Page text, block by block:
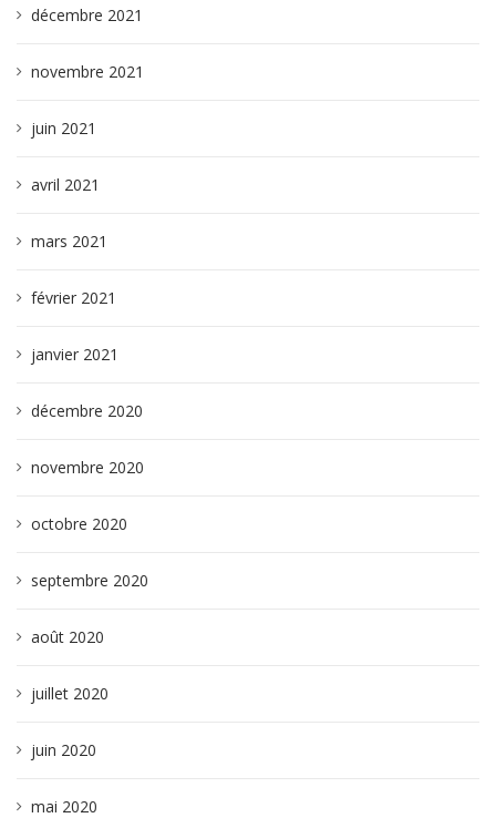
décembre 2021
novembre 2021
juin 2021
avril 2021
mars 2021
février 2021
janvier 2021
décembre 2020
novembre 2020
octobre 2020
septembre 2020
août 2020
juillet 2020
juin 2020
mai 2020